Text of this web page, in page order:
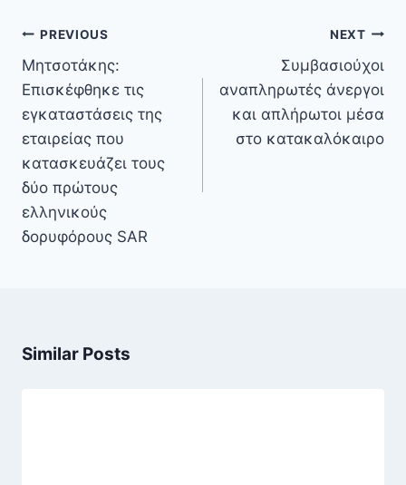
Πλοήγηση
άρθρων
PREVIOUS
Μητσοτάκης:
Επισκέφθηκε τις
εγκαταστάσεις της
εταιρείας που
κατασκευάζει τους
δύο πρώτους
ελληνικούς
δορυφόρους SAR
NEXT
Συμβασιούχοι
αναπληρωτές άνεργοι
και απλήρωτοι μέσα
στο κατακαλόκαιρο
Similar Posts